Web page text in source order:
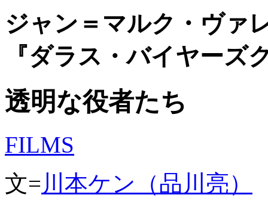
ジャン＝マルク・ヴァ
『ダラス・バイヤーズ
透明な役者たち
FILMS
文=川本ケン（品川亮）